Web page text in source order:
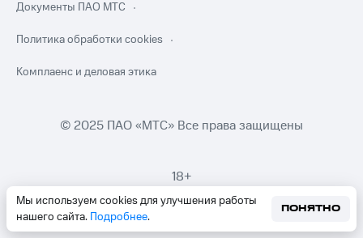
Мы используем cookies для улучшения работы
нашего сайта. Подробнее.
ПОНЯТНО
Документы ПАО МТС
Политика обработки cookies
Комплаенс и деловая этика
© 2025 ПАО «МТС» Все права защищены
18+